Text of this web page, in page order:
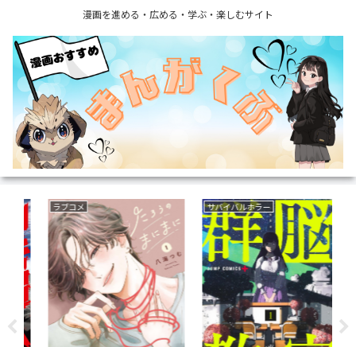
漫画を進める・広める・学ぶ・楽しむサイト
サバイバルホラー ファンタジー